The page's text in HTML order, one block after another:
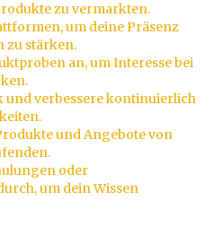
zu vermarkten.
um deine Präsenz
zu stärken.
an, um Interesse bei
und verbessere kontinuierlich
und Angebote von
oder
um dein Wissen